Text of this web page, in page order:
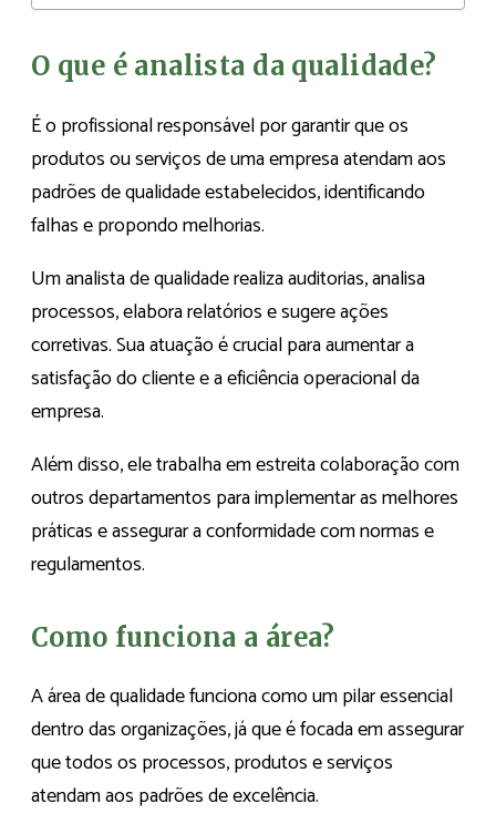
O que é analista da qualidade?
É o profissional responsável por garantir que os
produtos ou serviços de uma empresa atendam aos
padrões de qualidade estabelecidos, identificando
falhas e propondo melhorias.
Um analista de qualidade realiza auditorias, analisa
processos, elabora relatórios e sugere ações
corretivas. Sua atuação é crucial para aumentar a
satisfação do cliente e a eficiência operacional da
empresa.
Além disso, ele trabalha em estreita colaboração com
outros departamentos para implementar as melhores
práticas e assegurar a conformidade com normas e
regulamentos.
Como funciona a área?
A área de qualidade funciona como um pilar essencial
dentro das organizações, já que é focada em assegurar
que todos os processos, produtos e serviços
atendam aos padrões de excelência.